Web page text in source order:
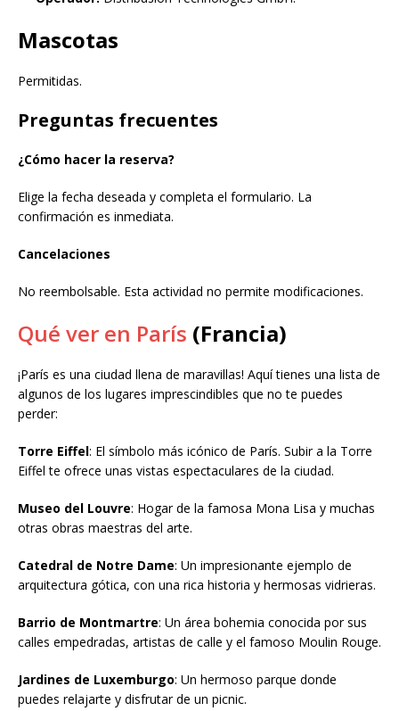
Mascotas
Permitidas.
Preguntas frecuentes
¿Cómo hacer la reserva?
Elige la fecha deseada y completa el formulario. La
confirmación es inmediata.
Cancelaciones
No reembolsable. Esta actividad no permite modificaciones.
Qué ver en París (Francia)
¡París es una ciudad llena de maravillas! Aquí tienes una lista de
algunos de los lugares imprescindibles que no te puedes
perder:
Torre Eiffel: El símbolo más icónico de París. Subir a la Torre
Eiffel te ofrece unas vistas espectaculares de la ciudad.
Museo del Louvre: Hogar de la famosa Mona Lisa y muchas
otras obras maestras del arte.
Catedral de Notre Dame: Un impresionante ejemplo de
arquitectura gótica, con una rica historia y hermosas vidrieras.
Barrio de Montmartre: Un área bohemia conocida por sus
calles empedradas, artistas de calle y el famoso Moulin Rouge.
Jardines de Luxemburgo: Un hermoso parque donde
puedes relajarte y disfrutar de un picnic.